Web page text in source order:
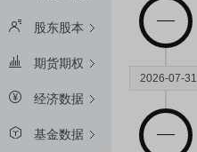
股东股本
期货期权
经济数据
基金数据
2026-07-31